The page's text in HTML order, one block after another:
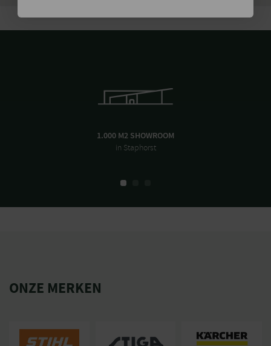
1.000 M2 SHOWROOM
in Staphorst
ONZE MERKEN